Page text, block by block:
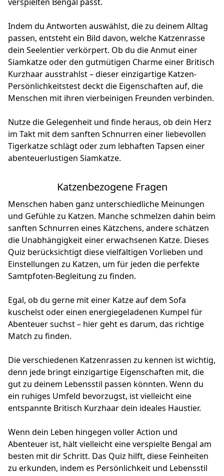
verspielten Bengal passt.
Indem du Antworten auswählst, die zu deinem Alltag
passen, entsteht ein Bild davon, welche Katzenrasse
dein Seelentier verkörpert. Ob du die Anmut einer
Siamkatze oder den gutmütigen Charme einer Britisch
Kurzhaar ausstrahlst – dieser einzigartige Katzen-
Persönlichkeitstest deckt die Eigenschaften auf, die
Menschen mit ihren vierbeinigen Freunden verbinden.
Nutze die Gelegenheit und finde heraus, ob dein Herz
im Takt mit dem sanften Schnurren einer liebevollen
Tigerkatze schlägt oder zum lebhaften Tapsen einer
abenteuerlustigen Siamkatze.
Katzenbezogene Fragen
Menschen haben ganz unterschiedliche Meinungen
und Gefühle zu Katzen. Manche schmelzen dahin beim
sanften Schnurren eines Kätzchens, andere schätzen
die Unabhängigkeit einer erwachsenen Katze. Dieses
Quiz berücksichtigt diese vielfältigen Vorlieben und
Einstellungen zu Katzen, um für jeden die perfekte
Samtpfoten-Begleitung zu finden.
Egal, ob du gerne mit einer Katze auf dem Sofa
kuschelst oder einen energiegeladenen Kumpel für
Abenteuer suchst – hier geht es darum, das richtige
Match zu finden.
Die verschiedenen Katzenrassen zu kennen ist wichtig,
denn jede bringt einzigartige Eigenschaften mit, die
gut zu deinem Lebensstil passen könnten. Wenn du
ein ruhiges Umfeld bevorzugst, ist vielleicht eine
entspannte Britisch Kurzhaar dein ideales Haustier.
Wenn dein Leben hingegen voller Action und
Abenteuer ist, hält vielleicht eine verspielte Bengal am
besten mit dir Schritt. Das Quiz hilft, diese Feinheiten
zu erkunden, indem es Persönlichkeit und Lebensstil